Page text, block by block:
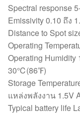
Spectral response
Emissivity 0.10 ถึง
Distance to Spot
Operating
Operating Humidity
30℃(86℉)
Storage
แหล่งพลังงาน 1.5V
Typical battery life